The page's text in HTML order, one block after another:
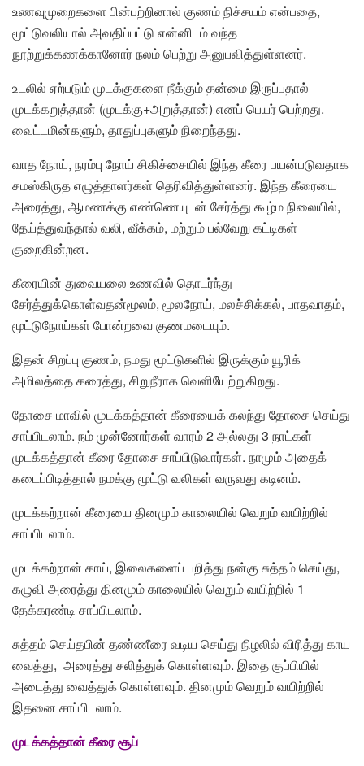
உணவுமுறைகளை பின்பற்றினால் குணம் நிச்சயம் என்பதை,
மூட்டுவலியால் அவதிப்பட்டு என்னிடம் வந்த
நூற்றுக்கணக்கானோர் நலம் பெற்று அனுபவித்துள்ளனர்.
உடலில் ஏற்படும் முடக்குகளை நீக்கும் தன்மை இருப்பதால்
முடக்கறுத்தான் (முடக்கு+அறுத்தான்) எனப் பெயர் பெற்றது.
வைட்டமின்களும், தாதுப்புகளும் நிறைந்தது.
வாத நோய், நரம்பு நோய் சிகிச்சையில் இந்த கீரை பயன்படுவதாக
சமஸ்கிருத எழுத்தாளர்கள் தெரிவித்துள்ளனர். இந்த கீரையை
அரைத்து, ஆமணக்கு எண்ணெயுடன் சேர்த்து கூழ்ம நிலையில்,
தேய்த்துவந்தால் வலி, வீக்கம், மற்றும் பல்வேறு கட்டிகள்
குறைகின்றன.
கீரையின் துவையலை உணவில் தொடர்ந்து
சேர்த்துக்கொள்வதன்மூலம், மூலநோய், மலச்சிக்கல், பாதவாதம்,
மூட்டுநோய்கள் போன்றவை குணமடையும்.
இதன் சிறப்பு குணம், நமது மூட்டுகளில் இருக்கும் யூரிக்
அமிலத்தை கரைத்து, சிறுநீராக வெளியேற்றுகிறது.
தோசை மாவில் முடக்கத்தான் கீரையைக் கலந்து தோசை செய்து
சாப்பிடலாம். நம் முன்னோர்கள் வாரம் 2 அல்லது 3 நாட்கள்
முடக்கத்தான் கீரை தோசை சாப்பிடுவார்கள். நாமும் அதைக்
கடைப்பிடித்தால் நமக்கு மூட்டு வலிகள் வருவது கடினம்.
முடக்கற்றான் கீரையை தினமும் காலையில் வெறும் வயிற்றில்
சாப்பிடலாம்.
முடக்கற்றான் காய், இலைகளைப் பறித்து நன்கு சுத்தம் செய்து,
கழுவி அரைத்து தினமும் காலையில் வெறும் வயிற்றில் 1
தேக்கரண்டி சாப்பிடலாம்.
சுத்தம் செய்தபின் தண்ணீரை வடிய செய்து நிழலில் விரித்து காய
வைத்து, அரைத்து சலித்துக் கொள்ளவும். இதை குப்பியில்
அடைத்து வைத்துக் கொள்ளவும். தினமும் வெறும் வயிற்றில்
இதனை சாப்பிடலாம்.
முடக்கத்தான் கீரை சூப்